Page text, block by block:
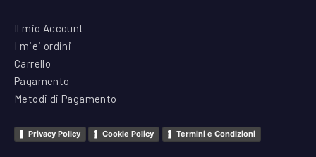
Il mio Account
I miei ordini
Carrello
Pagamento
Metodi di Pagamento
Privacy Policy Cookie Policy Termini e Condizioni